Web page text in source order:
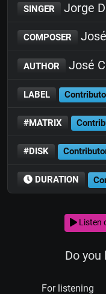
SINGER Jorge
COMPOSER
AUTHOR José
LABEL
#MATRIX
#DISK
DURATION
Listen
Do
For listening